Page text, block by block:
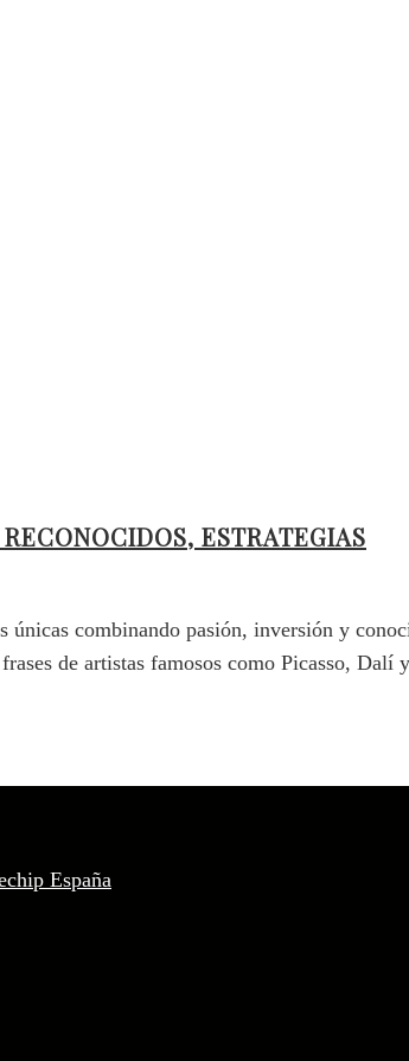
ESTRATEGIAS
combinando pasión, inversión y
de artistas famosos como Picasso,
España